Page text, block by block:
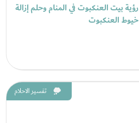
رؤية بيت العنكبوت في المنام وحلم إزالة
خيوط العنكبوت
تفسير الاحلام